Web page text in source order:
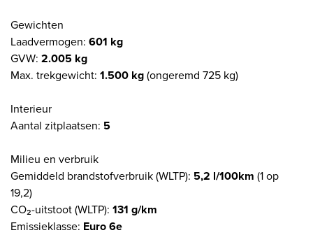
Gewichten
Laadvermogen: 601 kg
GVW: 2.005 kg
Max. trekgewicht: 1.500 kg(ongeremd 725 kg)
Interieur
Aantal zitplaatsen: 5
Milieu en verbruik
Gemiddeld brandstofverbruik (WLTP): 5,2 l/100km (1 op
19,2)
CO₂-uitstoot (WLTP): 131 g/km
Emissieklasse: Euro 6e